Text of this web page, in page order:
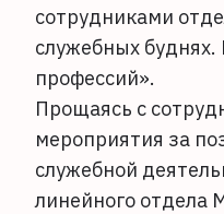
сотрудниками
служебных
профессий».
Прощаясь с
мероприятия за
служебной
линейного отдела